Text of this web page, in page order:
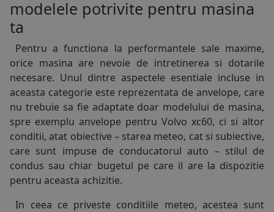
BLOG
CONT
CONTACT
COS (0 PRODUSE)
modelele potrivite pentru masina
ta
Pentru a functiona la performantele sale maxime,
orice masina are nevoie de intretinerea si dotarile
necesare. Unul dintre aspectele esentiale incluse in
aceasta categorie este reprezentata de anvelope, care
nu trebuie sa fie adaptate doar modelului de masina,
spre exemplu anvelope pentru Volvo xc60, ci si altor
conditii, atat obiective – starea meteo, cat si subiective,
care sunt impuse de conducatorul auto – stilul de
condus sau chiar bugetul pe care il are la dispozitie
pentru aceasta achizitie.
In ceea ce priveste conditiile meteo, acestea sunt